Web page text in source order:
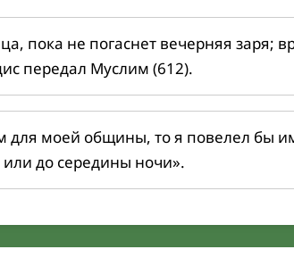
пока не погаснет вечерняя заря;
передал Муслим (612).
для моей общины, то я повелел бы
до середины ночи».